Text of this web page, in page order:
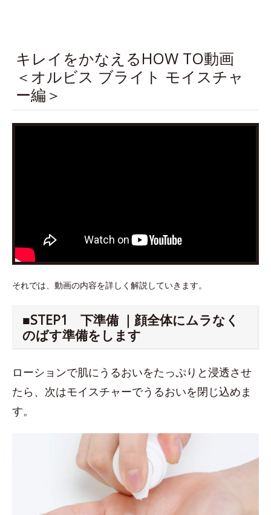
キレイをかなえるHOW TO動画
＜オルビス ブライト モイスチャ
ー編＞
それでは、動画の内容を詳しく解説していきます。
■STEP1 下準備 ｜顔全体にムラなく
のばす準備をします
ローションで肌にうるおいをたっぷりと浸透させ
たら、次はモイスチャーでうるおいを閉じ込めま
す。